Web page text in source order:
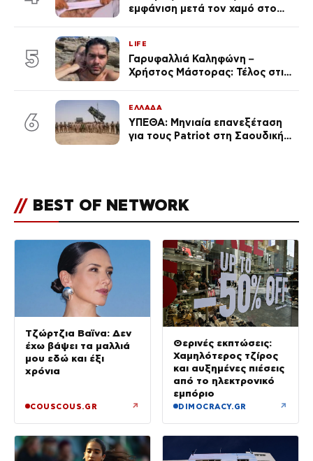
εμφάνιση μετά τον χαμό στο
5
LIFE
Γαρυφαλλιά Καληφώνη –
Χρήστος Μάστορας: Τέλος στις
6
ΕΛΛΑΔΑ
ΥΠΕΘΑ: Μηνιαία επανεξέταση
για τους Patriot στη Σαουδική
// BEST OF NETWORK
Τζώρτζια Βαϊνα: Δεν
έχω βάψει τα μαλλιά
μου εδώ και έξι
χρόνια
COUSCOUS.GR ↗
Θερινές εκπτώσεις:
Χαμηλότερος τζίρος
και αυξημένες πιέσεις
από το ηλεκτρονικό
εμπόριο
DIMOCRACY.GR ↗